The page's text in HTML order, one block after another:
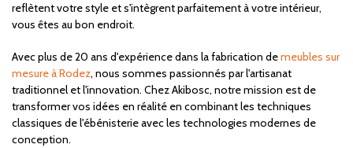
reflètent votre style et s'intègrent parfaitement à votre intérieur,
vous êtes au bon endroit.
Avec plus de 20 ans d'expérience dans la fabrication demeubles sur
mesure à Rodez, nous sommes passionnés par l'artisanat
traditionnel et l'innovation. Chez Akibosc, notre mission est de
transformer vos idées en réalité en combinant les techniques
classiques de l'ébénisterie avec les technologies modernes de
conception.